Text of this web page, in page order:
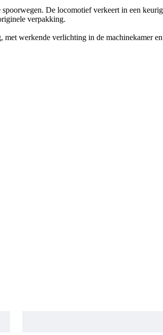
De locomotief verkeert in een
verpakking.
met werkende verlichting in de machinekamer
van twee maanden na aankoop.
het is dan ook aan te raden deze allemaal